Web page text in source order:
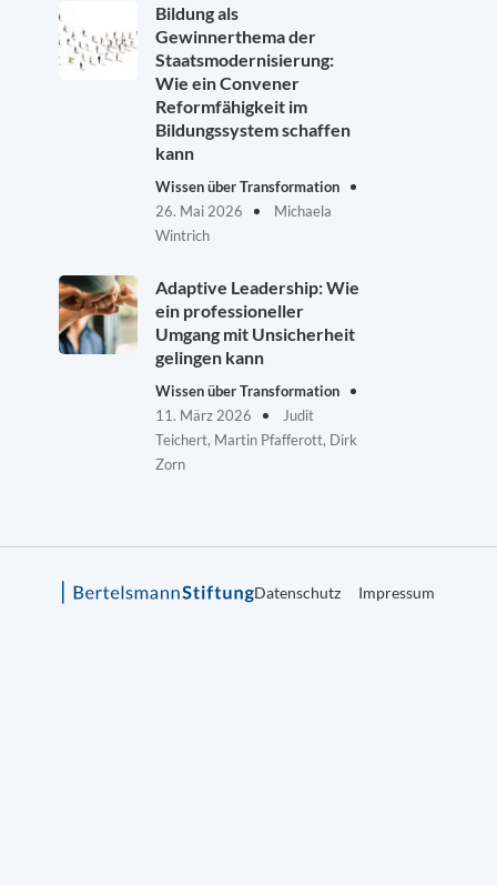
Bildung als
Gewinnerthema der
Staatsmodernisierung:
Wie ein Convener
Reformfähigkeit im
Bildungssystem schaffen
kann
Wissen über Transformation
26. Mai 2026
Michaela
Wintrich
Adaptive Leadership: Wie
ein professioneller
Umgang mit Unsicherheit
gelingen kann
Wissen über Transformation
11. März 2026
Judit
Teichert, Martin Pfafferott, Dirk
Zorn
Datenschutz Impressum